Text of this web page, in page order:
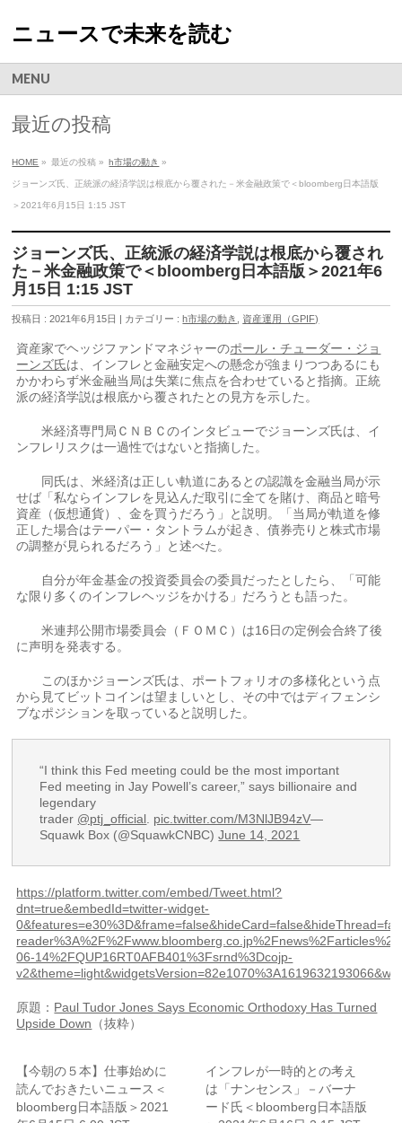
ニュースで未来を読む
MENU
最近の投稿
HOME » 最近の投稿 » h市場の動き »
ジョーンズ氏、正統派の経済学説は根底から覆された－米金融政策で＜bloomberg日本語版
＞2021年6月15日 1:15 JST
ジョーンズ氏、正統派の経済学説は根底から覆され
た－米金融政策で＜bloomberg日本語版＞2021年6
月15日 1:15 JST
投稿日 : 2021年6月15日 | カテゴリー :h市場の動き 資産運用（GPIF)
資産家でヘッジファンドマネジャーのポール・チューダー・ジョ
ーンズ氏は、インフレと金融安定への懸念が強まりつつあるにも
かかわらず米金融当局は失業に焦点を合わせていると指摘。正統
派の経済学説は根底から覆されたとの見方を示した。
米経済専門局ＣＮＢＣのインタビューでジョーンズ氏は、イ
ンフレリスクは一過性ではないと指摘した。
同氏は、米経済は正しい軌道にあるとの認識を金融当局が示
せば「私ならインフレを見込んだ取引に全てを賭け、商品と暗号
資産（仮想通貨）、金を買うだろう」と説明。「当局が軌道を修
正した場合はテーパー・タントラムが起き、債券売りと株式市場
の調整が見られるだろう」と述べた。
自分が年金基金の投資委員会の委員だったとしたら、「可能
な限り多くのインフレヘッジをかける」だろうとも語った。
米連邦公開市場委員会（ＦＯＭＣ）は16日の定例会合終了後
に声明を発表する。
このほかジョーンズ氏は、ポートフォリオの多様化という点
から見てビットコインは望ましいとし、その中ではディフェンシ
ブなポジションを取っていると説明した。
“I think this Fed meeting could be the most important
Fed meeting in Jay Powell’s career,” says billionaire and
legendary
trader @ptj_official pic.twitter.com/M3NlJB94zV—
Squawk Box (@SquawkCNBC)June 14, 2021
https://platform.twitter.com/embed/Tweet.html?
dnt=true&embedId=twitter-widget-
06-14%2FQUP16RT0AFB401%3Fsrnd%3Dcojp-
原題： Paul Tudor Jones Says Economic Orthodoxy Has Turned
Upside Down （抜粋）
【今朝の５本】仕事始めに
読んでおきたいニュース＜
bloomberg日本語版＞2021
インフレが一時的との考え
は「ナンセンス」－バーナ
ード氏＜bloomberg日本語版